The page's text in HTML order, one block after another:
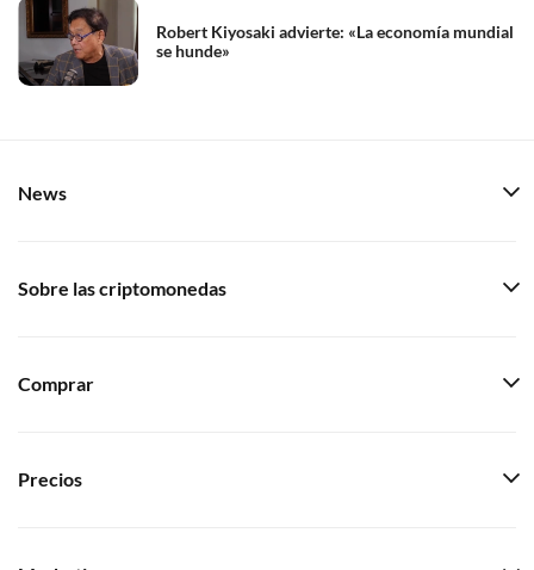
Robert Kiyosaki advierte: «La economía mundial
se hunde»
News
Sobre las criptomonedas
Comprar
Precios